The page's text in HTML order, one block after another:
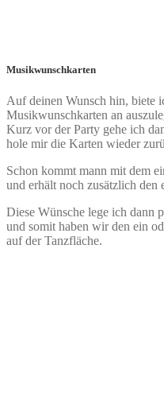
Musikwunschkarten
Auf deinen Wunsch hin, biete
Musikwunschkarten an
Kurz vor der Party gehe ich
hole mir die Karten wieder
Schon kommt mann mit dem
und erhält noch zusätzlich den
Diese Wünsche lege ich dann
und somit haben wir den ein
auf der Tanzfläche.